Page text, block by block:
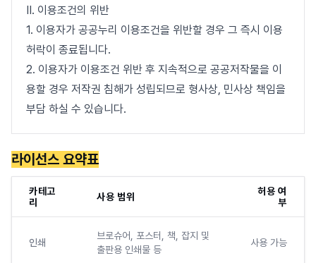
II. 이용조건의 위반
1. 이용자가 공공누리 이용조건을 위반할 경우 그 즉시 이용
허락이 종료됩니다.
2. 이용자가 이용조건 위반 후 지속적으로 공공저작물을 이
용할 경우 저작권 침해가 성립되므로 형사상, 민사상 책임을
부담 하실 수 있습니다.
라이선스 요약표
카테고
리
사용 범위
허용 여
부
인쇄
브로슈어, 포스터, 책, 잡지 및
출판용 인쇄물 등
사용 가능